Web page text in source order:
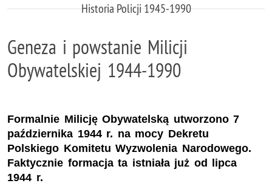
Historia Policji 1945-1990
Geneza i powstanie Milicji
Obywatelskiej 1944-1990
Formalnie Milicję Obywatelską utworzono 7
października 1944 r. na mocy Dekretu
Polskiego Komitetu Wyzwolenia Narodowego.
Faktycznie formacja ta istniała już od lipca
1944 r.